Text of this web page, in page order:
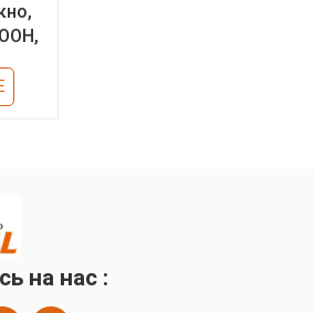
на нас :